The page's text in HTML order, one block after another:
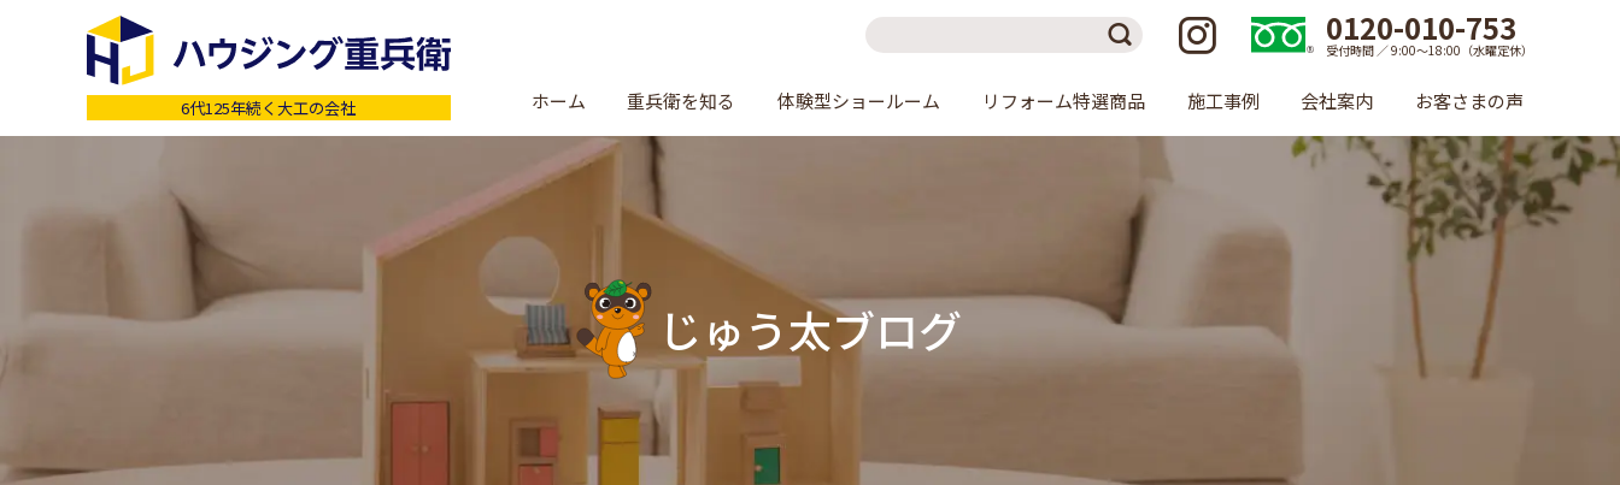
6代125年続く大工の会社
0120-010-753
受付時間 ／ 9:00〜18:00（水曜定休）
ホーム 重兵衛を知る 体験型ショールーム リフォーム特選商品 施工事例 会社案内 お客さまの声
じゅう太ブログ